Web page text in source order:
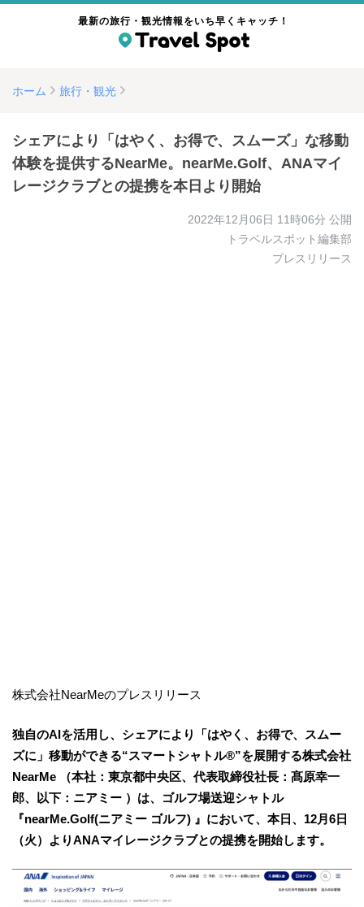
最新の旅行・観光情報をいち早くキャッチ！
ホーム 旅行・観光
シェアにより「はやく、お得で、スムーズ」な移動
体験を提供するNearMe。nearMe.Golf、ANAマイ
レージクラブとの提携を本日より開始
2022年12月06日 11時06分 公開
トラベルスポット編集部
プレスリリース
株式会社NearMeのプレスリリース
独自のAIを活用し、シェアにより「はやく、お得で、スムー
ズに」移動ができる“スマートシャトル®”を展開する株式会社
NearMe （本社：東京都中央区、代表取締役社長：髙原幸一
郎、以下：ニアミー ）は、ゴルフ場送迎シャトル
『nearMe.Golf(ニアミー ゴルフ) 』において、本日、12月6日
（火）よりANAマイレージクラブとの提携を開始します。